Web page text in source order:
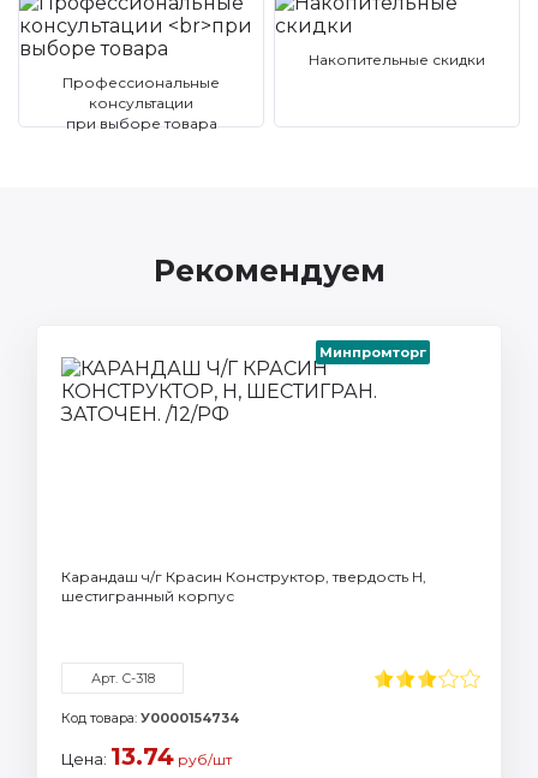
Профессиональные
консультации
при выборе товара
Накопительные скидки
Рекомендуем
Минпромторг
Карандаш ч/г Красин Конструктор, твердость Н,
шестигранный корпус
Арт. С-318
Код товара: У0000154734
Цена: 13.74 руб/шт